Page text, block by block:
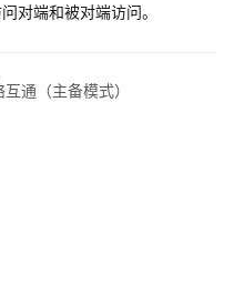
对端和被对端访问。
通（主备模式）